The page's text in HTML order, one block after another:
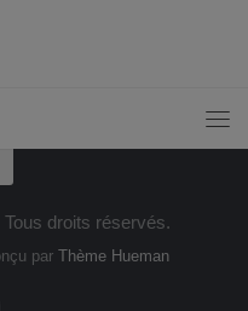
droits réservés.
par Thème Hueman